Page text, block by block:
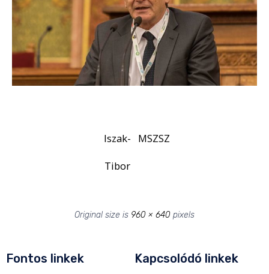
Iszak-
Tibor
MSZSZ
Original size is 960 × 640 pixels
Fontos linkek Kapcsolódó linkek